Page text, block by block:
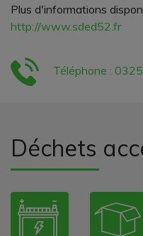
Plus d'informations
http://www.sded52.fr
Téléphone :
Déchets